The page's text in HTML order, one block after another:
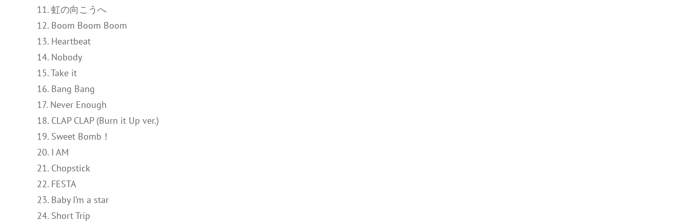
11. 虹の向こうへ
12. Boom Boom Boom
13. Heartbeat
14. Nobody
15. Take it
16. Bang Bang
17. Never Enough
18. CLAP CLAP (Burn it Up ver.)
19. Sweet Bomb！
20. I AM
21. Chopstick
22. FESTA
23. Baby I’m a star
24. Short Trip